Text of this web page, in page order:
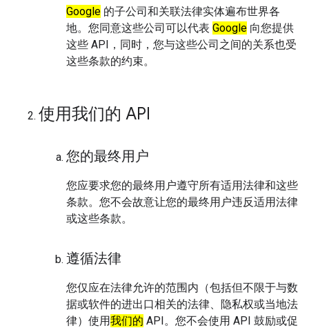
Google 的子公司和关联法律实体遍布世界各
地。您同意这些公司可以代表 Google 向您提供
这些 API，同时，您与这些公司之间的关系也受
这些条款的约束。
使用我们的 API
您的最终用户
您应要求您的最终用户遵守所有适用法律和这些
条款。您不会故意让您的最终用户违反适用法律
或这些条款。
遵循法律
您仅应在法律允许的范围内（包括但不限于与数
据或软件的进出口相关的法律、隐私权或当地法
律）使用我们的 API。您不会使用 API 鼓励或促